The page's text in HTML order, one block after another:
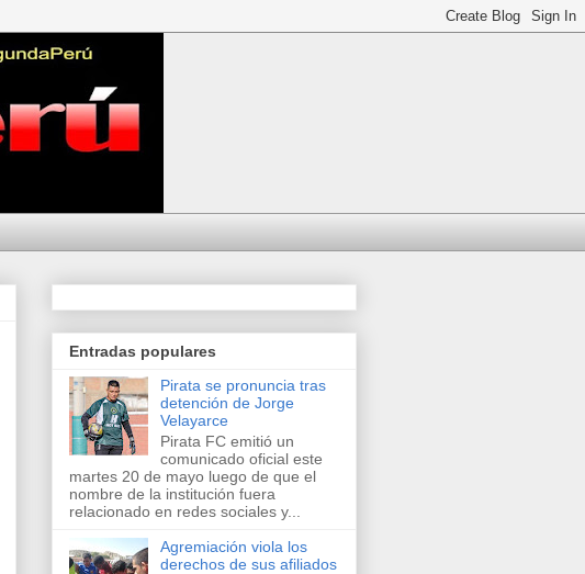
Entradas populares
Pirata se pronuncia tras
detención de Jorge
Velayarce
Pirata FC emitió un
comunicado oficial este
martes 20 de mayo luego de que el
nombre de la institución fuera
relacionado en redes sociales y...
Agremiación viola los
derechos de sus afiliados